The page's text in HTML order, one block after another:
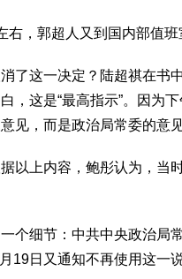
，郭超人又到国内部值班
这一决定？陆超祺在书
，这是“最高指示”。因为
见，而是政治局常委的意
上内容，鲍彤认为，当
细节：中共中央政治局常
19日又通知不再使用这一说